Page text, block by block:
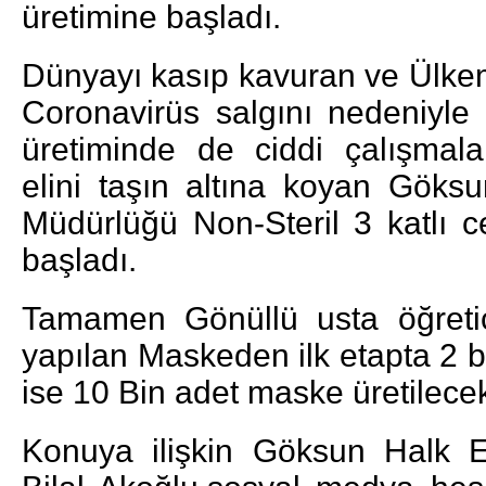
üretimine başladı.
Dünyayı kasıp kavuran ve
Coronavirüs salgını
üretiminde de ciddi
elini taşın altına koyan
Müdürlüğü Non-Steril 3 katlı
başladı.
Tamamen Gönüllü usta
yapılan Maskeden ilk etapta 2
ise 10 Bin adet maske
Konuya ilişkin Göksun Halk